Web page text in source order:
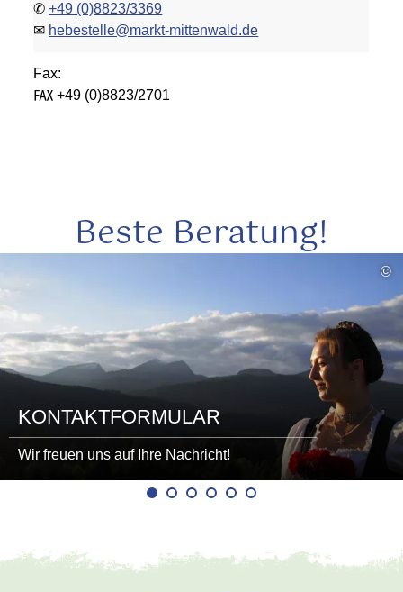
✆+49 (0)8823/3369
✉ hebestelle@markt-mittenwald.de
Fax:
℻ +49 (0)8823/2701
Beste Beratung!
©
KONTAKTFORMULAR
Wir freuen uns auf Ihre Nachricht!